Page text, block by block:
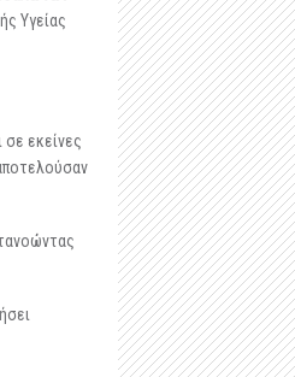
στα Μάρμαρα Ζερβοχωρίου
Δονάτου Ζερβοχωρίου
Υγείας
εκείνες